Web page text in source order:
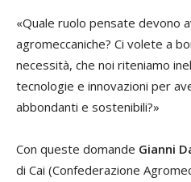
«Quale ruolo pensate devono
agromeccaniche? Ci volete a
necessità, che noi riteniamo
tecnologie e innovazioni per
abbondanti e sostenibili?»
Con queste domande Gianni
di Cai (Confederazione